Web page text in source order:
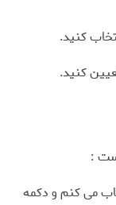
کنید.
کنید.
انتخاب می کنم و دکمه